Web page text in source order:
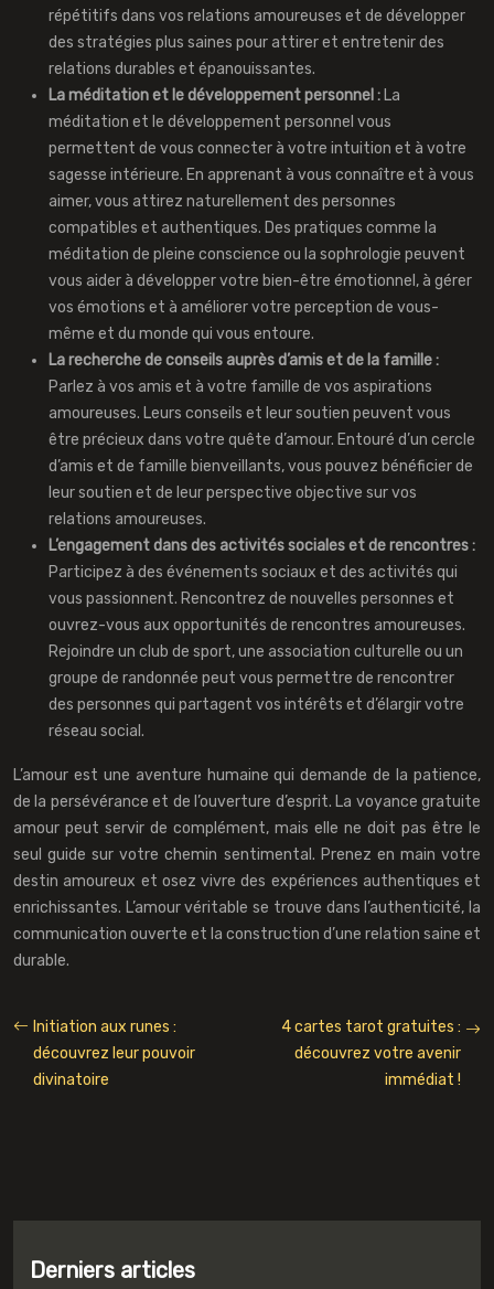
répétitifs dans vos relations amoureuses et de développer
des stratégies plus saines pour attirer et entretenir des
relations durables et épanouissantes.
La méditation et le développement personnel : La
méditation et le développement personnel vous
permettent de vous connecter à votre intuition et à votre
sagesse intérieure. En apprenant à vous connaître et à vous
aimer, vous attirez naturellement des personnes
compatibles et authentiques. Des pratiques comme la
méditation de pleine conscience ou la sophrologie peuvent
vous aider à développer votre bien-être émotionnel, à gérer
vos émotions et à améliorer votre perception de vous-
même et du monde qui vous entoure.
La recherche de conseils auprès d’amis et de la famille :
Parlez à vos amis et à votre famille de vos aspirations
amoureuses. Leurs conseils et leur soutien peuvent vous
être précieux dans votre quête d’amour. Entouré d’un cercle
d’amis et de famille bienveillants, vous pouvez bénéficier de
leur soutien et de leur perspective objective sur vos
relations amoureuses.
L’engagement dans des activités sociales et de rencontres :
Participez à des événements sociaux et des activités qui
vous passionnent. Rencontrez de nouvelles personnes et
ouvrez-vous aux opportunités de rencontres amoureuses.
Rejoindre un club de sport, une association culturelle ou un
groupe de randonnée peut vous permettre de rencontrer
des personnes qui partagent vos intérêts et d’élargir votre
réseau social.
L’amour est une aventure humaine qui demande de la patience,
de la persévérance et de l’ouverture d’esprit. La voyance gratuite
amour peut servir de complément, mais elle ne doit pas être le
seul guide sur votre chemin sentimental. Prenez en main votre
destin amoureux et osez vivre des expériences authentiques et
enrichissantes. L’amour véritable se trouve dans l’authenticité, la
communication ouverte et la construction d’une relation saine et
durable.
Initiation aux runes :
découvrez leur pouvoir
divinatoire
4 cartes tarot gratuites :
découvrez votre avenir
immédiat !
Derniers articles